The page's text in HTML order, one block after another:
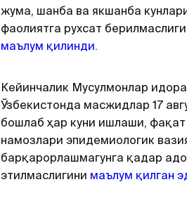
жума, шанба ва якшанба
фаолиятга рухсат берилмаслиги
маълум қилинди.
Кейинчалик Мусулмонлар
Ўзбекистонда масжидлар 17
бошлаб ҳар куни ишлаши,
намозлари эпидемиологик
барқарорлашмагунга қадар адо
этилмаслигини маълум қилган